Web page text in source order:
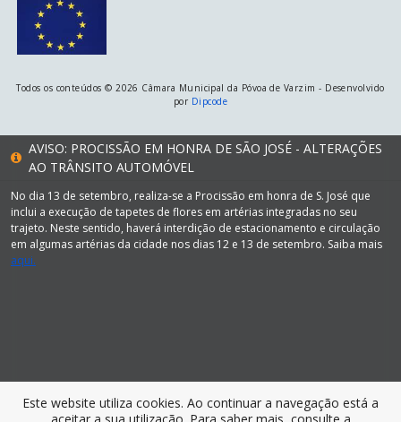
Todos os conteúdos © 2026 Câmara Municipal da Póvoa de Varzim - Desenvolvido
por Dipcode
AVISO: PROCISSÃO EM HONRA DE SÃO JOSÉ - ALTERAÇÕES
AO TRÂNSITO AUTOMÓVEL
No dia 13 de setembro, realiza-se a Procissão em honra de S. José que
inclui a execução de tapetes de flores em artérias integradas no seu
trajeto. Neste sentido, haverá interdição de estacionamento e circulação
em algumas artérias da cidade nos dias 12 e 13 de setembro. Saiba mais
aqui.
Este website utiliza cookies. Ao continuar a navegação está a